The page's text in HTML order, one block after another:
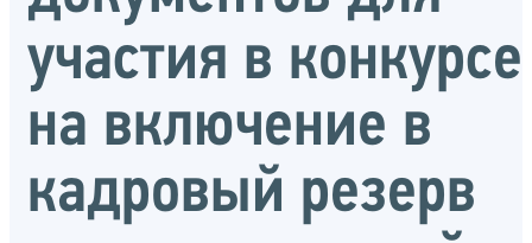
участия в конкурсе
на включение в
кадровый резерв